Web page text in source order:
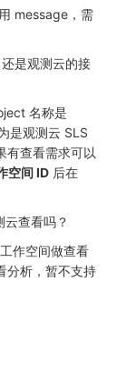
message，需
是观测云的接
名称是
是观测云 SLS
有查看需求可以
空间 ID 后在
云查看吗？
作空间做查看
分析，暂不支持